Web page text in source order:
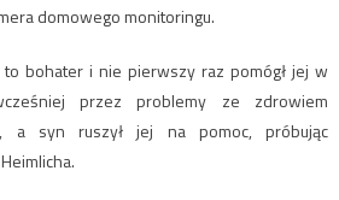
domowego monitoringu.
to bohater i nie pierwszy raz pomógł jej w
przez problemy ze zdrowiem
a syn ruszył jej na pomoc, próbując